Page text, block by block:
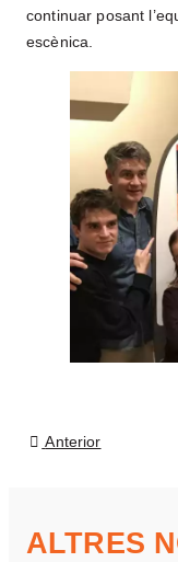
continuar posant
escènica.
Anterior
ALTRES